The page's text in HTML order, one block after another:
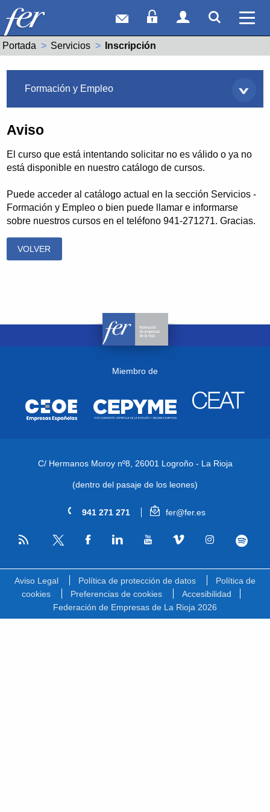
Correo webAcceso Socios
Acceso
Portada Servicios Actual:
Inscripción
Formación y Empleo
Aviso
El curso que está intentando solicitar no es válido o ya no
está disponible en nuestro catálogo de cursos.
Puede acceder al catálogo actual en la sección Servicios -
Formación y Empleo o bien puede llamar e informarse
sobre nuestros cursos en el teléfono 941-271271. Gracias.
VOLVER
Miembro de
C/ Hermanos Moroy nº8, 26001 Logroño - La Rioja
(dentro del pasaje de los leones)
941 271 271 fer@fer.es
RSS
Aviso Legal Política de protección de datos
Política de
cookies
Preferencias de cookies
Accesibilidad
Federación de Empresas de La Rioja 2026